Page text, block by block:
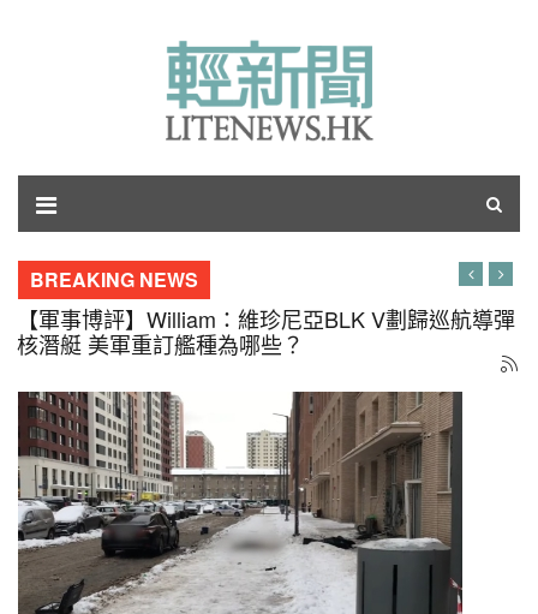
BREAKING NEWS
【軍事博評】William：維珍尼亞BLK V劃歸巡航導彈
核潛艇 美軍重訂艦種為哪些？